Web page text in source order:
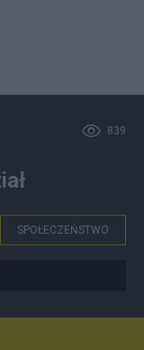
839
SPOŁECZEŃSTWO